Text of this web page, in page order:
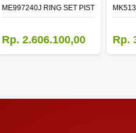
LH
ME997240J RING SET PISTON STD
Rp. 2.606.100,00 Rp.